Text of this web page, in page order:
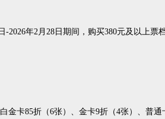
-2026年2月28日期间，购买380元及以上
金卡85折（6张）、金卡9折（4张）、普通